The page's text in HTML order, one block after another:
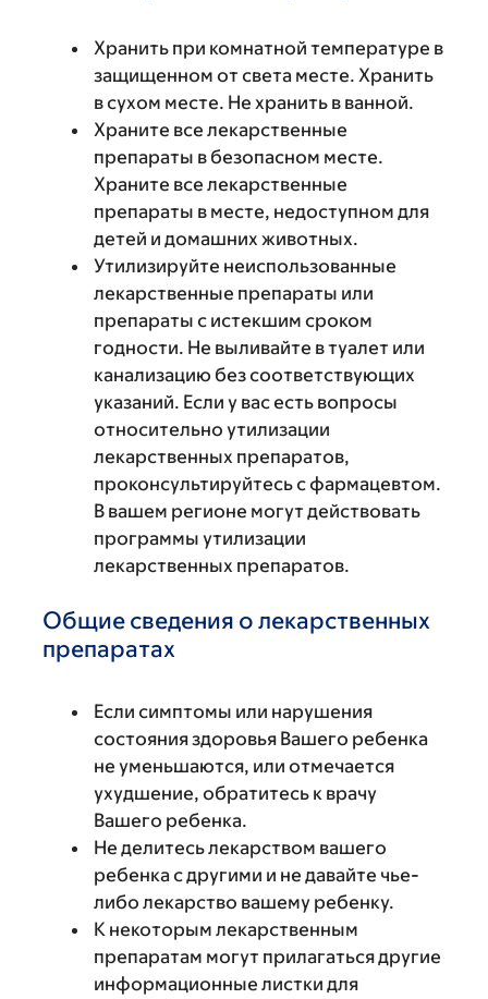
Хранить при комнатной температуре в
защищенном от света месте. Хранить
в сухом месте. Не хранить в ванной.
Храните все лекарственные
препараты в безопасном месте.
Храните все лекарственные
препараты в месте, недоступном для
детей и домашних животных.
Утилизируйте неиспользованные
лекарственные препараты или
препараты с истекшим сроком
годности. Не выливайте в туалет или
канализацию без соответствующих
указаний. Если у вас есть вопросы
относительно утилизации
лекарственных препаратов,
проконсультируйтесь с фармацевтом.
В вашем регионе могут действовать
программы утилизации
лекарственных препаратов.
Общие сведения о лекарственных
препаратах
Если симптомы или нарушения
состояния здоровья Вашего ребенка
не уменьшаются, или отмечается
ухудшение, обратитесь к врачу
Вашего ребенка.
Не делитесь лекарством вашего
ребенка с другими и не давайте чье-
либо лекарство вашему ребенку.
К некоторым лекарственным
препаратам могут прилагаться другие
информационные листки для